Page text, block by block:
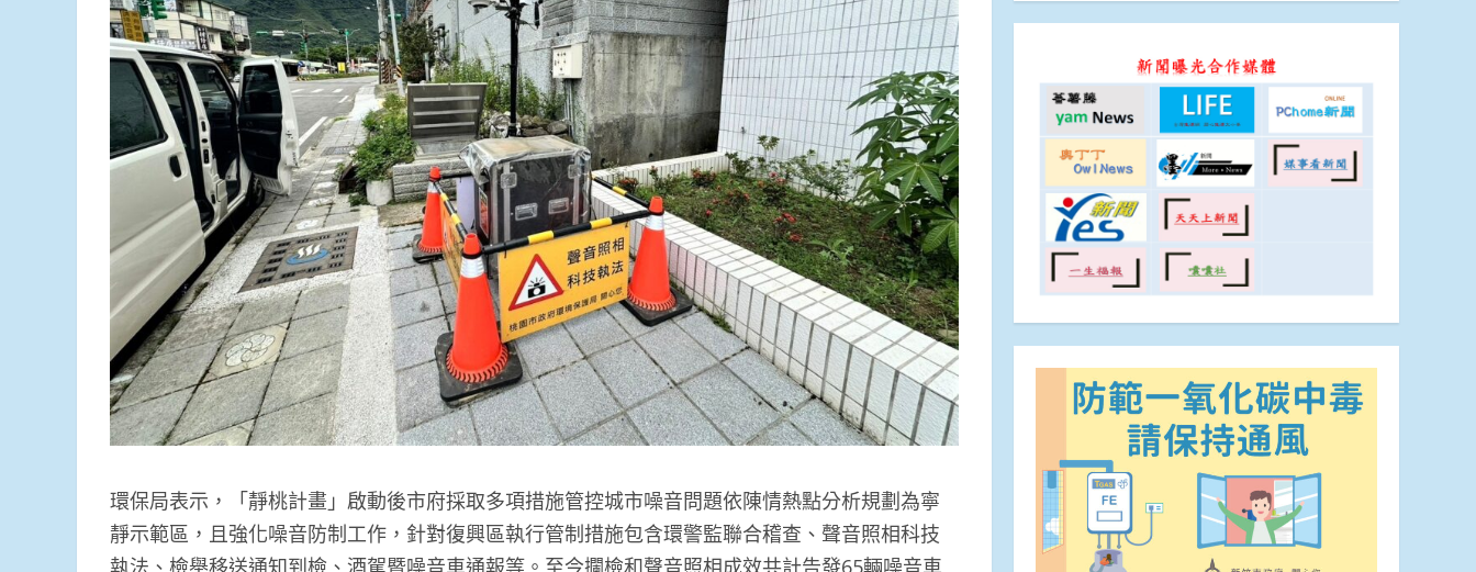
環保局表示，「靜桃計畫」啟動後市府採取多項措施管控城市噪音問題依陳情熱點分析規劃為寧
靜示範區，且強化噪音防制工作，針對復興區執行管制措施包含環警監聯合稽查、聲音照相科技
執法、檢舉移送通知到檢、酒駕暨噪音車通報等。至今攔檢和聲音照相成效共計告發65輛噪音車